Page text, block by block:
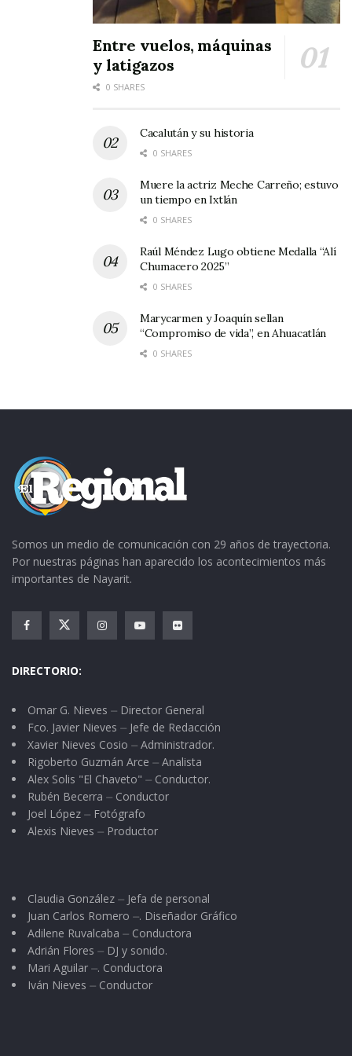
Entre vuelos, máquinas
y latigazos
0 SHARES
Cacalután y su historia
0 SHARES
Muere la actriz Meche Carreño; estuvo
un tiempo en Ixtlán
0 SHARES
Raúl Méndez Lugo obtiene Medalla “Alí
Chumacero 2025”
0 SHARES
Marycarmen y Joaquín sellan
“Compromiso de vida”, en Ahuacatlán
0 SHARES
Somos un medio de comunicación con 29 años de trayectoria.
Por nuestras páginas han aparecido los acontecimientos más
importantes de Nayarit.
DIRECTORIO:
Omar G. Nieves ⏤ Director General
Fco. Javier Nieves ⏤ Jefe de Redacción
Xavier Nieves Cosio ⏤ Administrador.
Rigoberto Guzmán Arce ⏤ Analista
Alex Solis "El Chaveto" ⏤ Conductor.
Rubén Becerra ⏤ Conductor
Joel López ⏤ Fotógrafo
Alexis Nieves ⏤ Productor
Claudia González ⏤ Jefa de personal
Juan Carlos Romero ⏤. Diseñador Gráfico
Adilene Ruvalcaba ⏤ Conductora
Adrián Flores ⏤ DJ y sonido.
Mari Aguilar ⏤. Conductora
Iván Nieves ⏤ Conductor